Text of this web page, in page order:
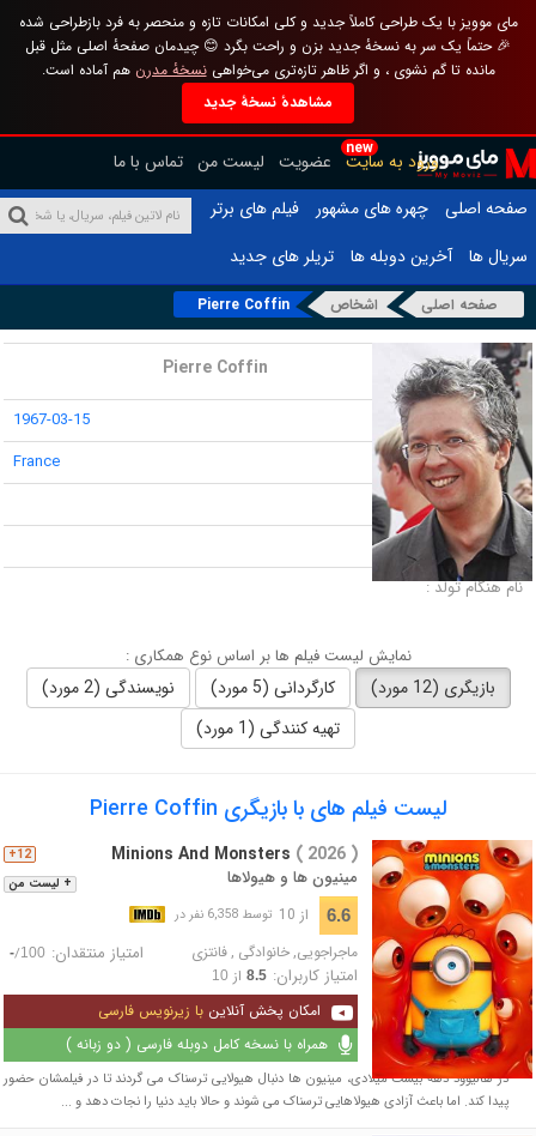
مای موویز با یک طراحی کاملاً جدید و کلی امکانات تازه و منحصر به فرد بازطراحی شده
🎉 حتماً یک سر به نسخهٔ جدید بزن و راحت بگرد 😊 چیدمان صفحهٔ اصلی مثل قبل
مانده تا گم نشوی ، و اگر ظاهر تازه‌تری می‌خواهینسخهٔ مدرن هم آماده است.
مشاهدهٔ نسخهٔ جدید
new
ورود به سایت عضویت لیست من تماس با ما
صفحه اصلی
چهره های مشهور
فیلم های برتر
سریال ها
آخرین دوبله ها تریلر های جدید
صفحه اصلی اشخاص Pierre Coffin
نام : Pierre Coffin
تاریخ تولد :
1967-03-15
محل تولد :
France
قد :
لقب :
نام هنگام تولد :
نمایش لیست فیلم ها بر اساس نوع همکاری :
بازیگری (12 مورد) کارگردانی (5 مورد)
نویسندگی (2 مورد)
تهیه کنندگی (1 مورد)
لیست فیلم های با بازیگری Pierre Coffin
+ لیست من
12+ Minions And Monsters ( 2026 )
مینیون‌ ها و هیولاها
6.6 از 10 توسط 6,358 نفر در
ماجراجویی,خانوادگی ,فانتزی امتیاز منتقدان: -/100
امتیاز کاربران: 8.5از 10
امکان پخش آنلاین با زیرنویس فارسی
همراه با نسخه کامل دوبله فارسی ( دو زبانه )
در هالیوود دهه بیست میلادی، مینیون ها دنبال هیولایی ترسناک می گردند تا در فیلمشان حضور
پیدا کند. اما باعث آزادی هیولاهایی ترسناک می شوند و حالا باید دنیا را نجات دهد و ...